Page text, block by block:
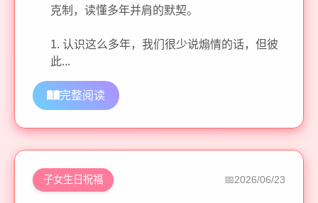
克制，读懂多年并肩的默契。
1. 认识这么多年，我们很少说煽情的话，但彼
此...
完整阅读
子女生日祝福 2026/06/23